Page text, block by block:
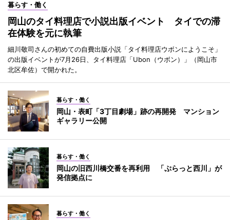
暮らす・働く
岡山のタイ料理店で小説出版イベント タイでの滞
在体験を元に執筆
細川敬司さんの初めての自費出版小説「タイ料理店ウボンにようこそ」
の出版イベントが7月26日、タイ料理店「Ubon（ウボン）」（岡山市
北区牟佐）で開かれた。
暮らす・働く
岡山・表町「3丁目劇場」跡の再開発 マンション
ギャラリー公開
暮らす・働く
岡山の旧西川橋交番を再利用 「ぷらっと西川」が
発信拠点に
暮らす・働く